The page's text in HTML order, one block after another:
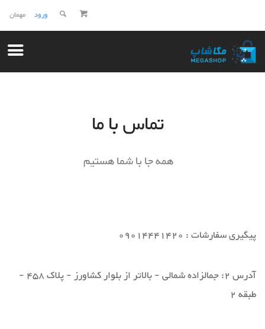
مهمان ورود
تماس با ما
همه جا با شما هستیم
پیگیری سفارشات : 09014441420
آدرس 2: جمالزاده شمالی - بالاتر از بلوار کشاورز - پلاک 458 -
طبقه 2